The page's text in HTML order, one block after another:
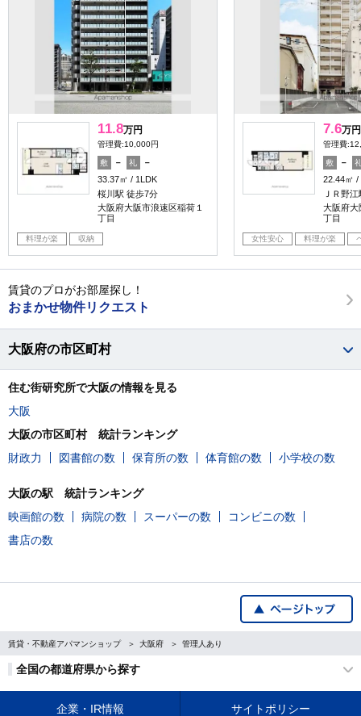
11.8万円
管理費:10,000円
敷 － 礼
－
33.37㎡
1LDK
桜川駅 徒歩7分
大阪府大阪市浪速区稲荷１
丁目
料理が楽 収納
7.6万円
管理費
敷 －
22.44㎡
ＪＲ野
大阪府大
丁目
女性安心 料理が楽
賃貸のプロがお部屋探し！
おまかせ物件リクエスト
大阪府の市区町村
住む街研究所で大阪の情報を見る
大阪
大阪の市区町村 統計ランキング
財政力
図書館の数 保育所の数 体育館の数 小学校の数
大阪の駅 統計ランキング
映画館の数
病院の数 スーパーの数
コンビニの数
書店の数
賃貸・不動産アパマンショップ 大阪府 管理人あり
全国の都道府県から探す
企業・IR情報 サイトポリシー